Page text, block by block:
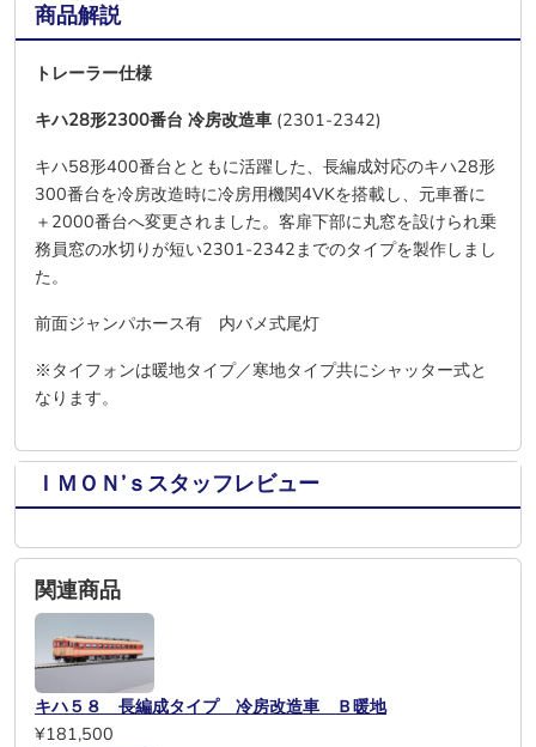
商品解説
トレーラー仕様
キハ28形2300番台 冷房改造車 (2301-2342)
キハ58形400番台とともに活躍した、長編成対応のキハ28形
300番台を冷房改造時に冷房用機関4VKを搭載し、元車番に
＋2000番台へ変更されました。客扉下部に丸窓を設けられ乗
務員窓の水切りが短い2301-2342までのタイプを製作しまし
た。
前面ジャンパホース有 内バメ式尾灯
※タイフォンは暖地タイプ／寒地タイプ共にシャッター式と
なります。
ＩＭＯＮ’ｓスタッフレビュー
関連商品
キハ５８ 長編成タイプ 冷房改造車 Ｂ暖地
¥181,500